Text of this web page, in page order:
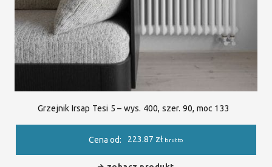
Grzejnik Irsap Tesi 5 – wys. 400, szer. 90, moc 133
Cena od: 223.87 zł brutto